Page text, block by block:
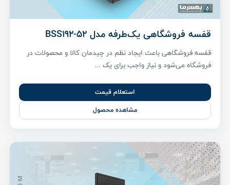
قفسه فروشگاهی یک‌طرفه مدل BSS192-52
قفسه فروشگاهی باعث ایجاد نظم در چیدمان کالا و محصولات در
فروشگاه می‌شود و نیاز واجب برای یک ...
استعلام قیمت
مشاهده محصول